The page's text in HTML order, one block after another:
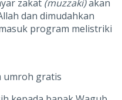
zakat (muzzaki)akan
dan dimudahkan
program melistriki
umroh gratis